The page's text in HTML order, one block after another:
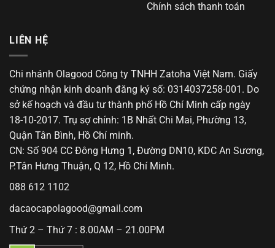
Chính sách thanh toán
LIÊN HỆ
Chi nhánh Olagood Công ty TNHH Zatoha Việt Nam. Giấy
chứng nhận kinh doanh đăng ký số: 0314037258-001. Do
sở kế hoạch và đầu tư thành phố Hồ Chí Minh cấp ngày
18-10-2017. Trụ sợ chính: 1B Nhất Chi Mai, Phường 13,
Quận Tân Bình, Hồ Chí minh.
CN: Số 904 CC Đông Hưng 1, Đường DN10, KDC An Sương,
P.Tân Hưng Thuận, Q 12, Hồ Chí Minh.
088 612 1102
dacaocapolagood@gmail.com
Thứ 2 – Thứ 7 : 8.00AM – 21.00PM